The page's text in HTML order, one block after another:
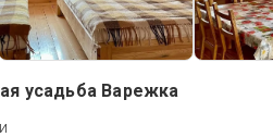
усадьба Варежка